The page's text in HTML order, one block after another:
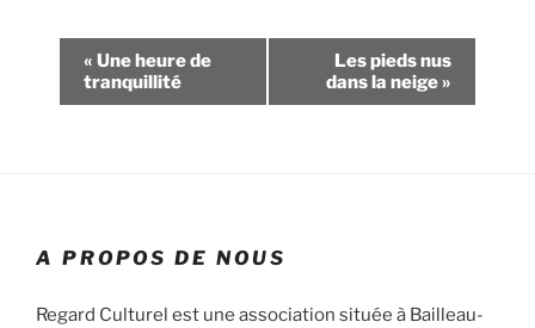
v
i
n
« Une heure de
tranquillité
Les pieds nus
dans la neige »
A PROPOS DE NOUS
Regard Culturel est une association située à Bailleau-